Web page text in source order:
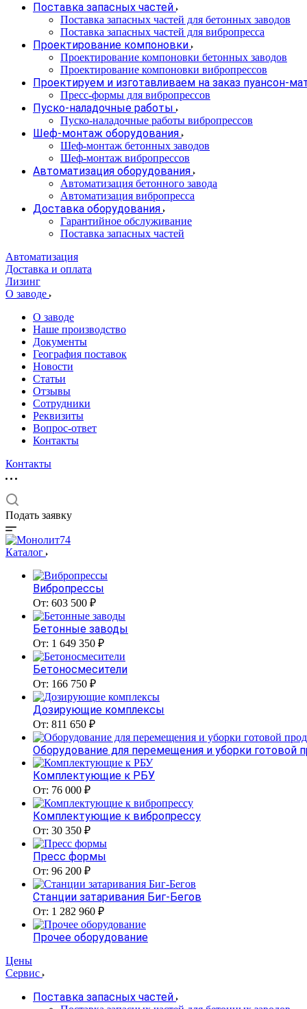
Поставка запасных частей
Поставка запасных частей для бетонных заводов
Поставка запасных частей для вибропресса
Проектирование компоновки
Проектирование компоновки бетонных заводов
Проектирование компоновки вибропрессов
Проектируем и изготавливаем на заказ пуансон-
Пресс-формы для вибропрессов
Пуско-наладочные работы
Пуско-наладочные работы вибропрессов
Шеф-монтаж оборудования
Шеф-монтаж бетонных заводов
Шеф-монтаж вибропрессов
Автоматизация оборудования
Автоматизация бетонного завода
Автоматизация вибропресса
Доставка оборудования
Гарантийное обслуживание
Поставка запасных частей
Автоматизация
Доставка и оплата
Лизинг
О заводе
О заводе
Наше производство
Документы
География поставок
Новости
Статьи
Отзывы
Сотрудники
Реквизиты
Вопрос-ответ
Контакты
Контакты
Подать заявку
Каталог
Вибропрессы
От: 603 500 ₽
Бетонные заводы
От: 1 649 350 ₽
Бетоносмесители
От: 166 750 ₽
Дозирующие комплексы
От: 811 650 ₽
Оборудование для перемещения и уборки готовой
Комплектующие к РБУ
От: 76 000 ₽
Комплектующие к вибропрессу
От: 30 350 ₽
Пресс формы
От: 96 200 ₽
Станции затаривания Биг-Бегов
От: 1 282 960 ₽
Прочее оборудование
Цены
Сервис
Поставка запасных частей